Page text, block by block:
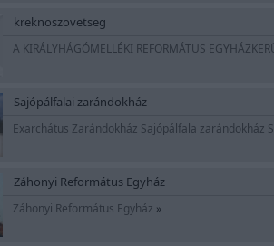
kreknoszovetseg
A KIRÁLYHÁGÓMELLÉKI REFORMÁTUS
Sajópálfalai zarándokház
Exarchátus Zarándokház Sajópálfala zarándokház
Záhonyi Református Egyház
Záhonyi Református Egyház »